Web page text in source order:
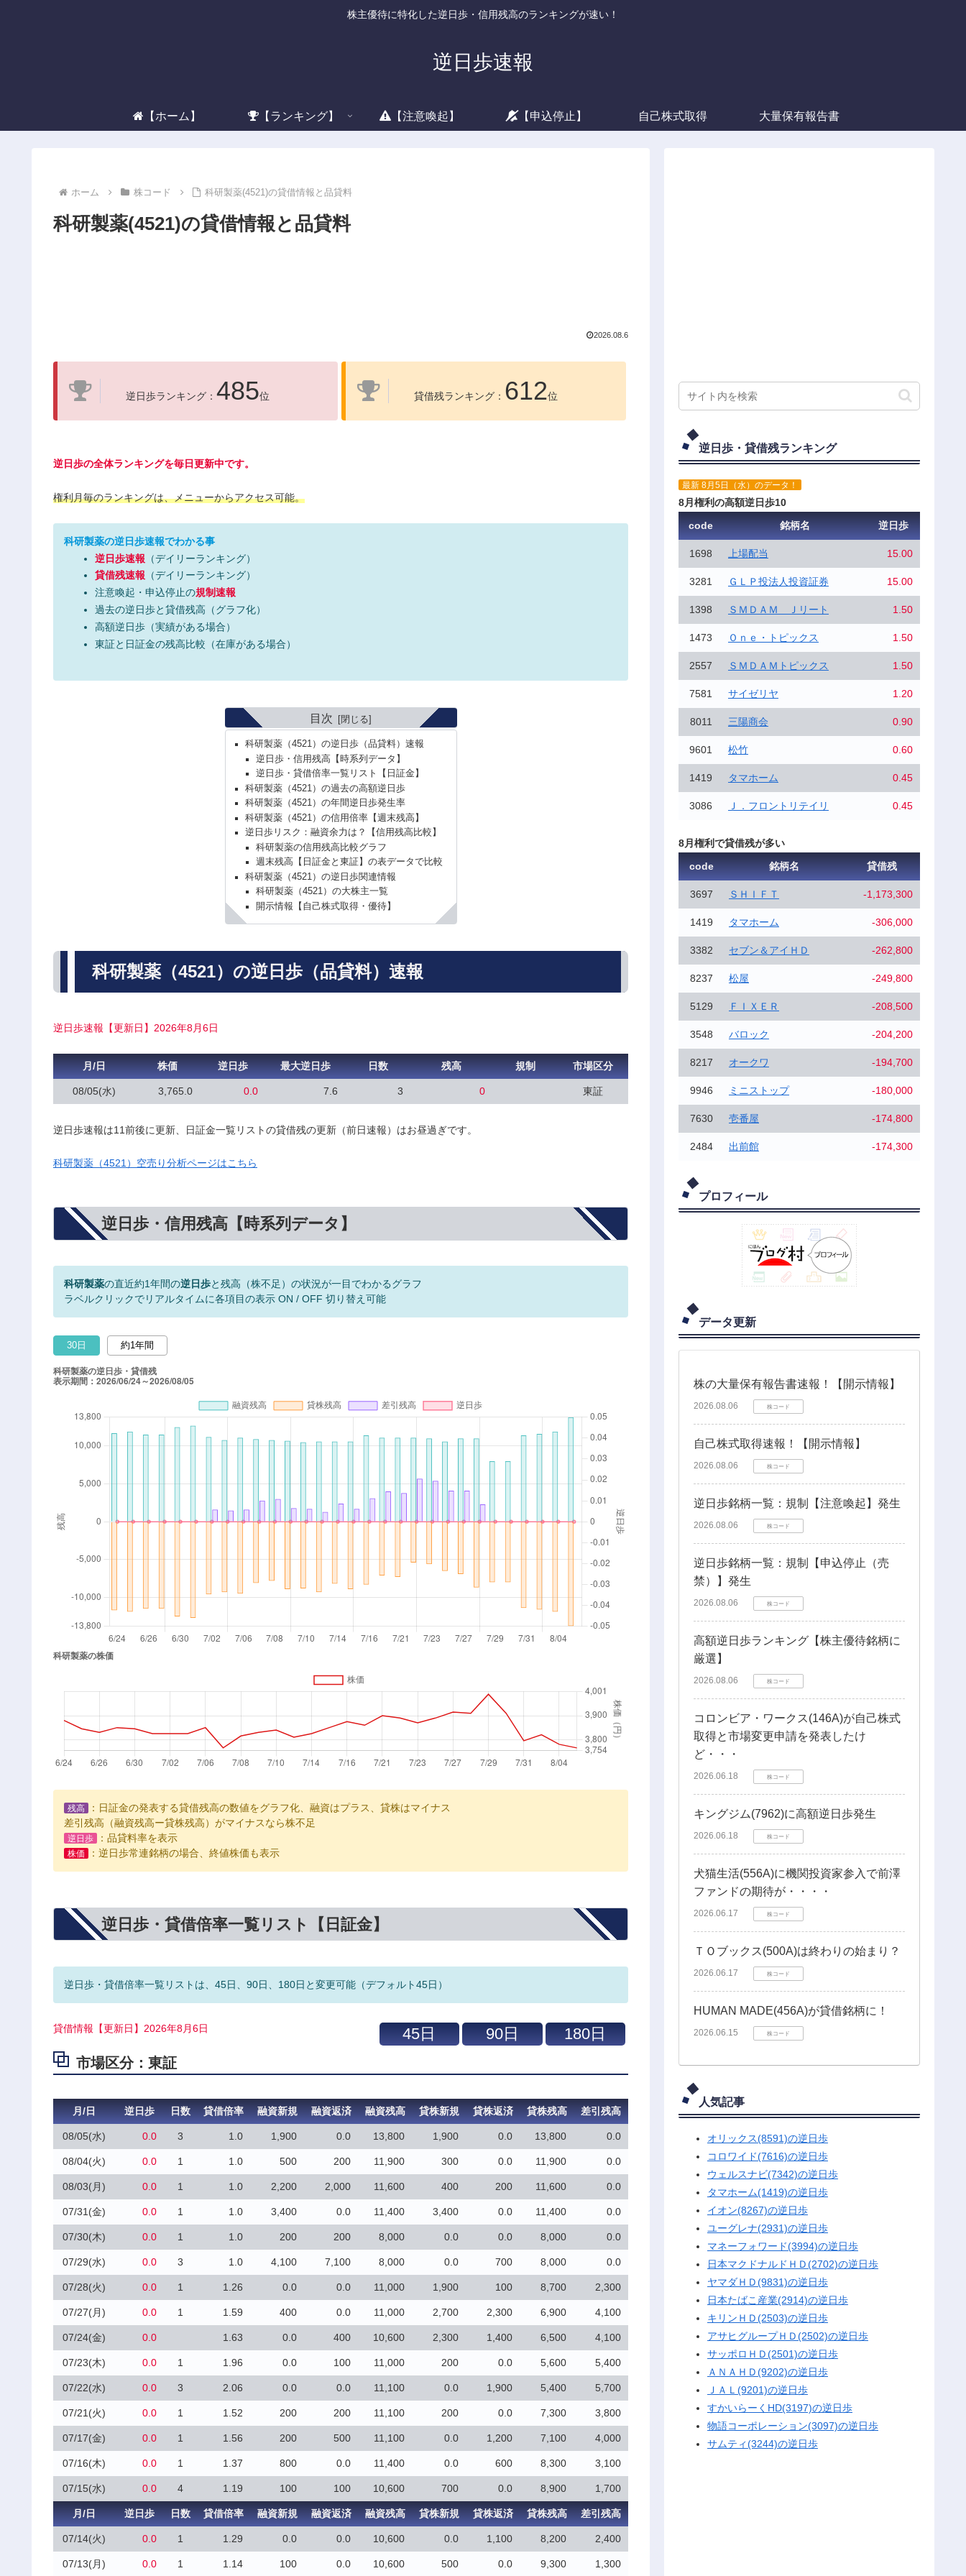
株主優待に特化した逆日歩・信用残高のランキングが速い！
逆日歩速報
【ホーム】 【ランキング】 【注意喚起】 【申込停止】 自己株式取得 大量保有報告書
ホーム 株コード 科研製薬(4521)の貸借情報と品貸料
科研製薬(4521)の貸借情報と品貸料
2026.08.6
逆日歩ランキング： 485位 貸借残ランキング： 612位
逆日歩の全体ランキングを毎日更新中です。
権利月毎のランキングは、メニューからアクセス可能。
科研製薬の逆日歩速報でわかる事
逆日歩速報 （デイリーランキング）
貸借残速報 （デイリーランキング）
注意喚起・申込停止の規制速報
過去の逆日歩と貸借残高（グラフ化）
高額逆日歩（実績がある場合）
東証と日証金の残高比較（在庫がある場合）
目次
科研製薬（4521）の逆日歩（品貸料）速報
逆日歩・信用残高【時系列データ】
逆日歩・貸借倍率一覧リスト【日証金】
科研製薬（4521）の過去の高額逆日歩
科研製薬（4521）の年間逆日歩発生率
科研製薬（4521）の信用倍率【週末残高】
逆日歩リスク：融資余力は？【信用残高比較】
科研製薬の信用残高比較グラフ
週末残高【日証金と東証】の表データで比較
科研製薬（4521）の逆日歩関連情報
科研製薬（4521）の大株主一覧
開示情報【自己株式取得・優待】
科研製薬（4521）の逆日歩（品貸料）速報
逆日歩速報【更新日】2026年8月6日
月/日 株価 逆日歩 最大逆日歩 日数 残高 規制 市場区分
08/05(水) 3,765.0 0.0 7.6 3 0 東証
逆日歩速報は11前後に更新、日証金一覧リストの貸借残の更新（前日速報）はお昼過ぎです。
科研製薬（4521）空売り分析ページはこちら
逆日歩・信用残高【時系列データ】
科研製薬の直近約1年間の逆日歩と残高（株不足）の状況が一目でわかるグラフ
ラベルクリックでリアルタイムに各項目の表示 ON / OFF 切り替え可能
30日 約1年間
残高
：日証金の発表する貸借残高の数値をグラフ化、融資はプラス、貸株はマイナス
差引残高（融資残高ー貸株残高）がマイナスなら株不足
逆日歩 ：品貸料率を表示
株価 ：逆日歩常連銘柄の場合、終値株価も表示
逆日歩・貸借倍率一覧リスト【日証金】
逆日歩・貸借倍率一覧リストは、45日、90日、180日と変更可能（デフォルト45日）
貸借情報【更新日】2026年8月6日
市場区分：東証
月/日 逆日歩 日数 貸借倍率 融資新規 融資返済 融資残高 貸株新規 貸株返済 貸株残高 差引残高
08/05(水) 0.0 3 1.0 1,900 0.0 13,800 1,900 0.0 13,800 0.0
08/04(火) 0.0 1 1.0 500 200 11,900 300 0.0 11,900 0.0
08/03(月) 0.0 1 1.0 2,200 2,000 11,600 400 200 11,600 0.0
07/31(金) 0.0 1 1.0 3,400 0.0 11,400 3,400 0.0 11,400 0.0
07/30(木) 0.0 1 1.0 200 200 8,000 0.0 0.0 8,000 0.0
07/29(水) 0.0 3 1.0 4,100 7,100 8,000 0.0 700 8,000 0.0
07/28(火) 0.0 1 1.26 0.0 0.0 11,000 1,900 100 8,700 2,300
07/27(月) 0.0 1 1.59 400 0.0 11,000 2,700 2,300 6,900 4,100
07/24(金) 0.0 1.63 0.0 400 10,600 2,300 1,400 6,500 4,100
07/23(木) 0.0 1 1.96 0.0 100 11,000 200 0.0 5,600 5,400
07/22(水) 0.0 3 2.06 0.0 0.0 11,100 0.0 1,900 5,400 5,700
07/21(火) 0.0 1 1.52 200 200 11,100 200 0.0 7,300 3,800
07/17(金) 0.0 1 1.56 200 500 11,100 0.0 1,200 7,100 4,000
07/16(木) 0.0 1 1.37 800 0.0 11,400 0.0 600 8,300 3,100
07/15(水) 0.0 4 1.19 100 100 10,600 700 0.0 8,900 1,700
月/日 逆日歩 日数 貸借倍率 融資新規 融資返済 融資残高 貸株新規 貸株返済 貸株残高 差引残高
07/14(火) 0.0 1 1.29 0.0 0.0 10,600 0.0 1,100 8,200 2,400
07/13(月) 0.0 1 1.14 100 0.0 10,600 500 0.0 9,300 1,300
逆日歩・貸借残ランキング
最新 8月5日（水）のデータ！
8月権利の高額逆日歩10
code
銘柄名 逆日歩
1698 上場配当 15.00
3281 ＧＬＰ投法人投資証券 15.00
1398 ＳＭＤＡＭ Ｊリート 1.50
1473 Ｏｎｅ・トピックス 1.50
2557 ＳＭＤＡＭトピックス 1.50
7581 サイゼリヤ 1.20
8011 三陽商会 0.90
9601 松竹 0.60
1419 タマホーム 0.45
3086 Ｊ．フロントリテイリ 0.45
8月権利で貸借残が多い
code
銘柄名 貸借残
3697 ＳＨＩＦＴ -1,173,300
1419 タマホーム -306,000
3382 セブン＆アイＨＤ -262,800
8237 松屋 -249,800
5129 ＦＩＸＥＲ -208,500
3548 バロック -204,200
8217 オークワ -194,700
9946 ミニストップ -180,000
7630 壱番屋 -174,800
2484 出前館 -174,300
プロフィール
データ更新
株の大量保有報告書速報！【開示情報】
2026.08.06 株コード
自己株式取得速報！【開示情報】
2026.08.06 株コード
逆日歩銘柄一覧：規制【注意喚起】発生
2026.08.06 株コード
逆日歩銘柄一覧：規制【申込停止（売
禁）】発生
2026.08.06 株コード
高額逆日歩ランキング【株主優待銘柄に
厳選】
2026.08.06 株コード
コロンビア・ワークス(146A)が自己株式
取得と市場変更申請を発表したけ
ど・・・
2026.06.18 株コード
キングジム(7962)に高額逆日歩発生
2026.06.18 株コード
犬猫生活(556A)に機関投資家参入で前澤
ファンドの期待が・・・・
2026.06.17 株コード
ＴＯブックス(500A)は終わりの始まり？
2026.06.17 株コード
HUMAN MADE(456A)が貸借銘柄に！
2026.06.15 株コード
人気記事
オリックス(8591)の逆日歩
コロワイド(7616)の逆日歩
ウェルスナビ(7342)の逆日歩
タマホーム(1419)の逆日歩
イオン(8267)の逆日歩
ユーグレナ(2931)の逆日歩
マネーフォワード(3994)の逆日歩
日本マクドナルドＨＤ(2702)の逆日歩
ヤマダＨＤ(9831)の逆日歩
日本たばこ産業(2914)の逆日歩
キリンＨＤ(2503)の逆日歩
アサヒグループＨＤ(2502)の逆日歩
サッポロＨＤ(2501)の逆日歩
ＡＮＡＨＤ(9202)の逆日歩
ＪＡＬ(9201)の逆日歩
すかいらーくHD(3197)の逆日歩
物語コーポレーション(3097)の逆日歩
サムティ(3244)の逆日歩